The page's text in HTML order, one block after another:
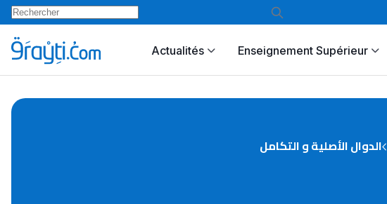
Actualités Enseignement Supérieur
الدوال الأصلية و التكامل